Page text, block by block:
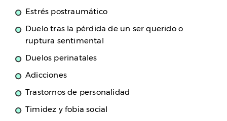
Estrés postraumático
Duelo tras la pérdida de un ser querido o
ruptura sentimental
Duelos perinatales
Adicciones
Trastornos de personalidad
Timidez y fobia social